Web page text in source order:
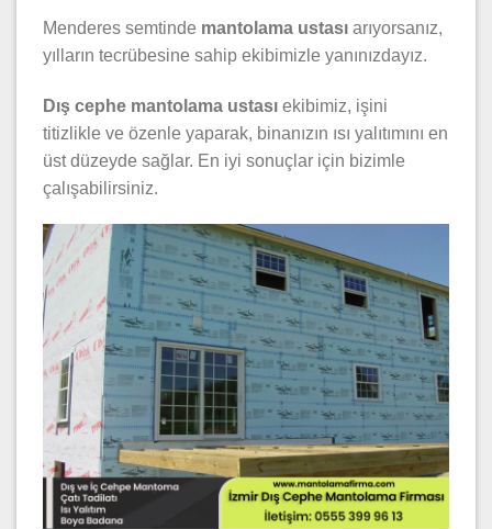
Menderes semtinde mantolama ustası arıyorsanız,
yılların tecrübesine sahip ekibimizle yanınızdayız.
Dış cephe mantolama ustası ekibimiz, işini
titizlikle ve özenle yaparak, binanızın ısı yalıtımını en
üst düzeyde sağlar. En iyi sonuçlar için bizimle
çalışabilirsiniz.